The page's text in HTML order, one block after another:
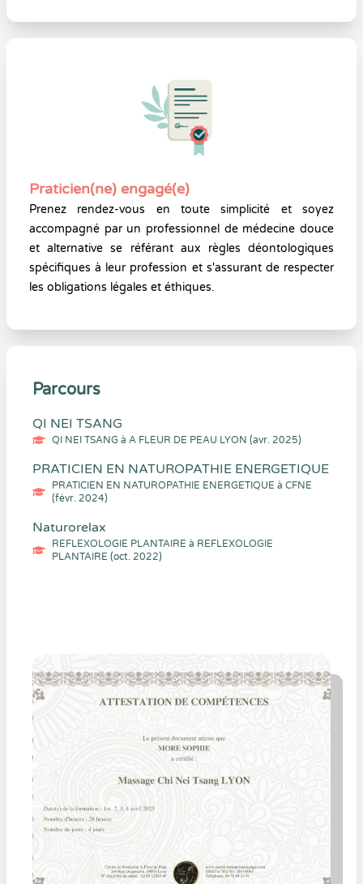
Praticien(ne) engagé(e)
Prenez rendez-vous en toute simplicité et soyez
accompagné par un professionnel de médecine douce
et alternative se référant aux règles déontologiques
spécifiques à leur profession et s'assurant de respecter
les obligations légales et éthiques.
Parcours
QI NEI TSANG
QI NEI TSANG à A FLEUR DE PEAU LYON (avr. 2025)
PRATICIEN EN NATUROPATHIE ENERGETIQUE
PRATICIEN EN NATUROPATHIE ENERGETIQUE à CFNE
(févr. 2024)
Naturorelax
REFLEXOLOGIE PLANTAIRE à REFLEXOLOGIE
PLANTAIRE (oct. 2022)